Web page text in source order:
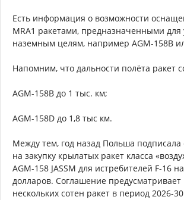
Есть информация о возможности
MRA1 ракетами, предназначенными для
наземным целям, например AGM-158В
Напомним, что дальности полёта ракет
AGM-158B до 1 тыс. км;
AGM-158D до 1,8 тыс км.
Между тем, год назад Польша
на закупку крылатых ракет класса
AGM-158 JASSM для истребителей F-16
долларов. Соглашение предусматривает
нескольких сотен ракет в период 2026-30